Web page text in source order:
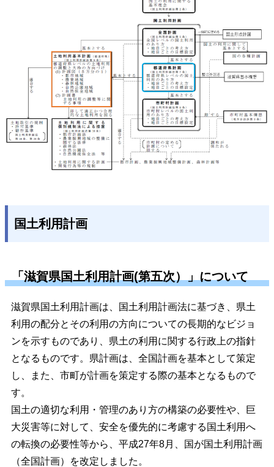
国土利用計画
「滋賀県国土利用計画(第五次）」について
滋賀県国土利用計画は、国土利用計画法に基づき、県土
利用の配分とその利用の方向についての長期的なビジョ
ンを示すものであり、県土の利用に関する行政上の指針
となるものです。県計画は、全国計画を基本として策定
し、また、市町が計画を策定する際の基本となるもので
す。
国土の適切な利用・管理のあり方の構築の必要性や、巨
大災害等に対して、安全を優先的に考慮する国土利用へ
の転換の必要性等から、平成27年8月、国が国土利用計画
（全国計画）を改定しました。